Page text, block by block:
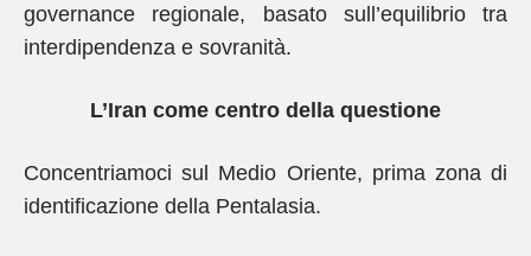
governance regionale, basato sull’equilibrio tra
interdipendenza e sovranità.
L’Iran come centro della questione
Concentriamoci sul Medio Oriente, prima zona di
identificazione della Pentalasia.